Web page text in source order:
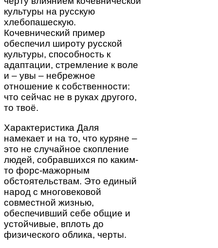
культуры на русскую
хлебопашескую.
Кочевнический пример
обеспечил широту русской
культуры, способность к
адаптации, стремление к воле
и – увы – небрежное
отношение к собственности:
что сейчас не в руках другого,
то твоё.
Характеристика Даля
намекает и на то, что куряне –
это не случайное скопление
людей, собравшихся по каким-
то форс-мажорным
обстоятельствам. Это единый
народ с многовековой
совместной жизнью,
обеспечивший себе общие и
устойчивые, вплоть до
физического облика, черты.